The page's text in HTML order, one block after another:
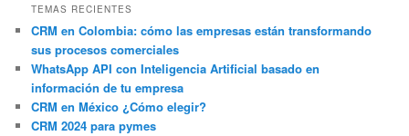
TEMAS RECIENTES
CRM en Colombia: cómo las empresas están transformando
sus procesos comerciales
WhatsApp API con Inteligencia Artificial basado en
información de tu empresa
CRM en México ¿Cómo elegir?
CRM 2024 para pymes